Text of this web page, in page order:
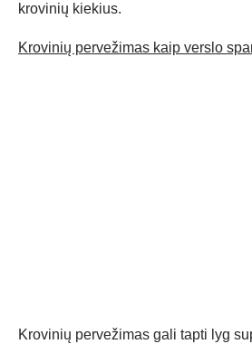
krovinių kiekius.
Krovinių pervežimas kaip verslo
Krovinių pervežimas gali tapti lyg